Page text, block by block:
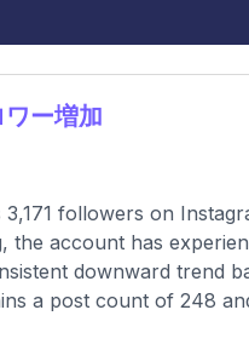
ー増加
followers on
the account has
downward trend
a post count of 248